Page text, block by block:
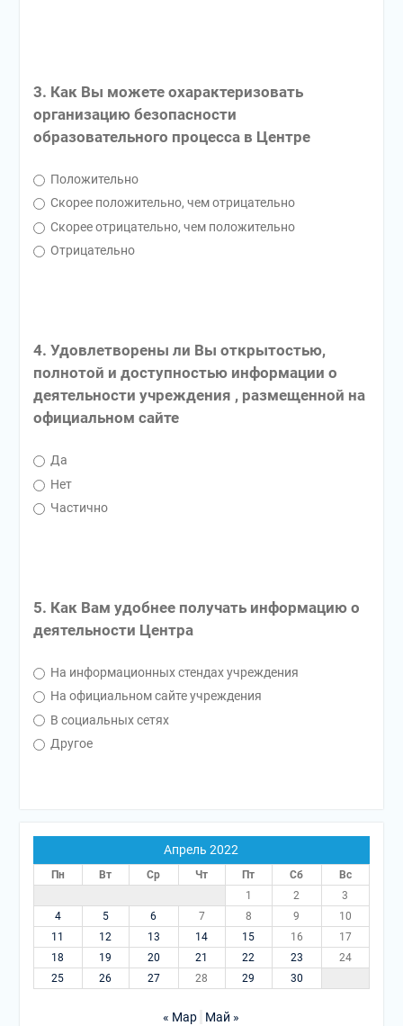
3. Как Вы можете охарактеризовать
организацию безопасности
образовательного процесса в Центре
Положительно
Скорее положительно, чем отрицательно
Скорее отрицательно, чем положительно
Отрицательно
4. Удовлетворены ли Вы открытостью,
полнотой и доступностью информации о
деятельности учреждения , размещенной на
официальном сайте
Да
Нет
Частично
5. Как Вам удобнее получать информацию о
деятельности Центра
На информационных стендах учреждения
На официальном сайте учреждения
В социальных сетях
Другое
Апрель 2022
Пн Вт Ср Чт Пт Сб
Вс
1
2
3
4
5 6 7 8 9
10
11
12 13 14 15 16
17
18
19 20 21 22 23
24
25
26 27 28 29 30
« Мар Май »